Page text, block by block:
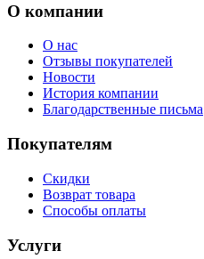
О компании
О нас
Отзывы покупателей
Новости
История компании
Благодарственные письма
Покупателям
Скидки
Возврат товара
Способы оплаты
Услуги